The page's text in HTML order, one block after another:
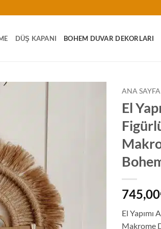
DÜŞ KAPANI BOHEM DUVAR DEKORLARI
ANA SAYFA
El
745,00
El Yapımı
Makrome